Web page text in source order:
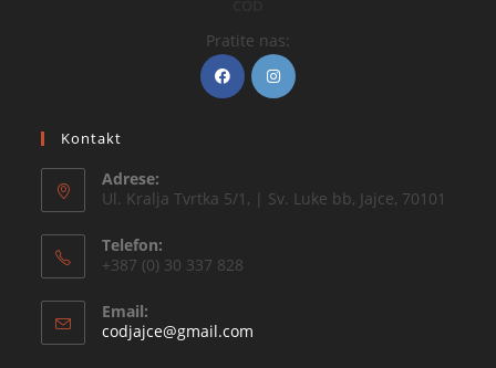
Pratite nas:
Kontakt
Adrese:
Ul. Kralja Tvrtka 5/1, | Sv. Luke bb, Jajce, 70101
Telefon:
+387 (0) 30 337 828
Email:
codjajce@gmail.com